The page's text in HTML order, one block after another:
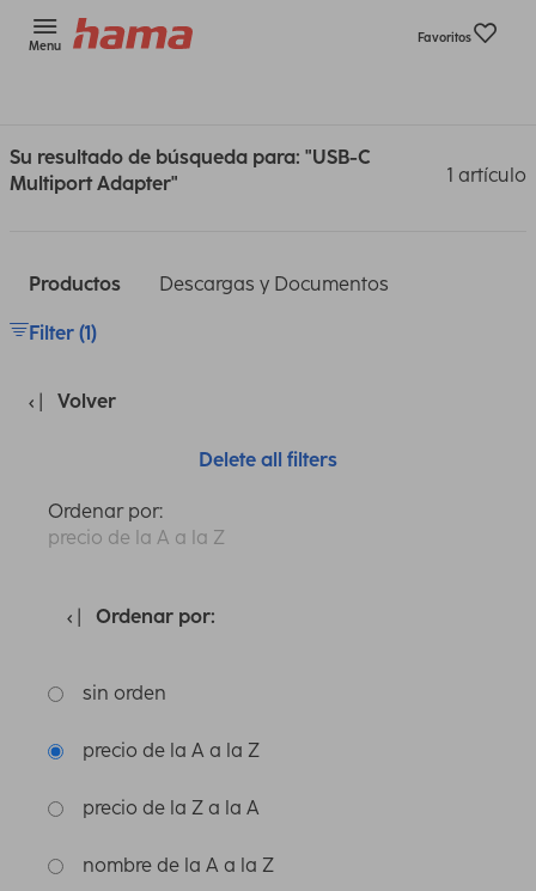
Menu
Favoritos
Su resultado de búsqueda para: "USB-C
Multiport Adapter"
1 artículo
Productos Descargas y Documentos
Filter (1)
Volver
Delete all filters
Ordenar por:
precio de la A a la Z
Ordenar por:
sin orden
precio de la A a la Z
precio de la Z a la A
nombre de la A a la Z